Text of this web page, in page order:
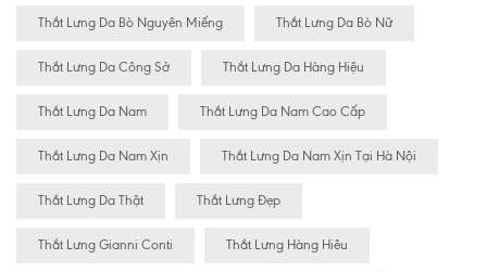
Thắt Lưng Da Bò Nguyên Miếng Thắt Lưng Da Bò Nữ
Thắt Lưng Da Công Sở Thắt Lưng Da Hàng Hiệu
Thắt Lưng Da Nam Thắt Lưng Da Nam Cao Cấp
Thắt Lưng Da Nam Xịn Thắt Lưng Da Nam Xịn Tại Hà Nội
Thắt Lưng Da Thật Thắt Lưng Đẹp
Thắt Lưng Gianni Conti Thắt Lưng Hàng Hiêu